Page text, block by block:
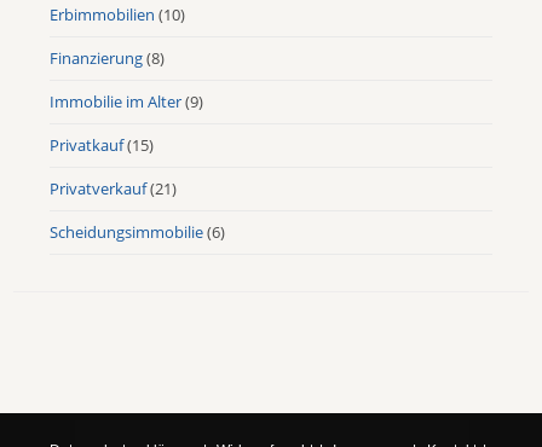
Erbimmobilien (10)
Finanzierung(8)
Immobilie im Alter(9)
Privatkauf(15)
Privatverkauf(21)
Scheidungsimmobilie(6)